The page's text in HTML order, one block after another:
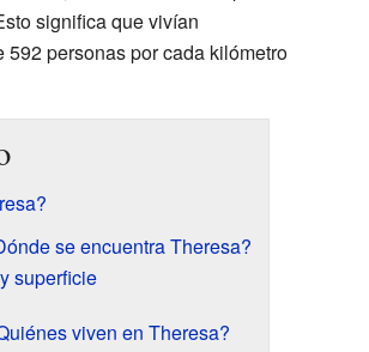
significa que vivían
592 personas por cada kilómetro
se encuentra Theresa?
superficie
viven en Theresa?